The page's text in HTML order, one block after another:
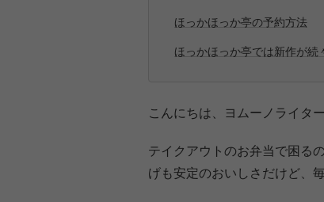
ほっかほっか亭の予約方法
ほっかほっか亭では新作が続
こんにちは、ヨムーノライタ
テイクアウトのお弁当で困る
げも安定のおいしさだけど、